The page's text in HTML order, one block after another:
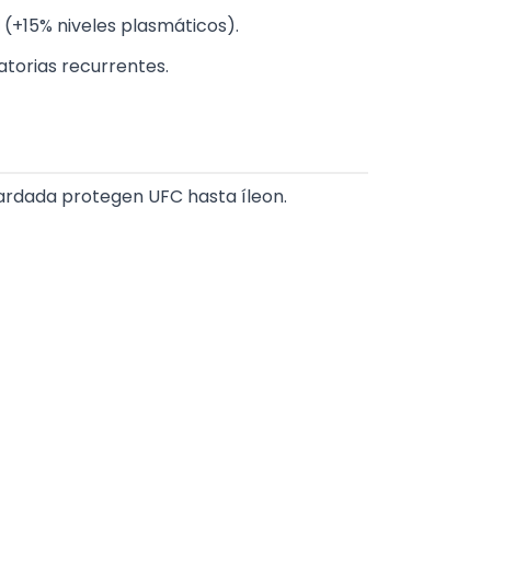
niveles plasmáticos).
recurrentes.
protegen UFC hasta íleon.